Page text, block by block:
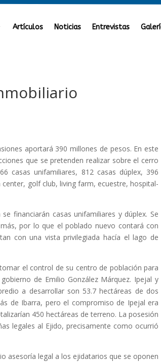
Artículos Noticias Entrevistas
aportará 390 millones de pesos. En este
que se pretenden realizar sobre el cerro
casas unifamiliares, 812 casas dúplex, 396
golf club, living farm, ecuestre, hospital-
financiarán casas unifamiliares y dúplex. Se
por lo que el poblado nuevo contará con
con una vista privilegiada hacía el lago de
el control de su centro de población para
de Emilio González Márquez. Ipejal y
a desarrollar son 53.7 hectáreas de dos
de Ibarra, pero el compromiso de Ipejal era
450 hectáreas de terreno. La posesión
legales al Ejido, precisamente como ocurrió
asesoría legal a los ejidatarios que se oponen